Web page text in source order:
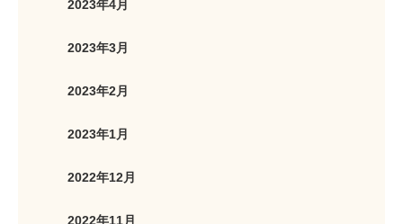
2023年4月
2023年3月
2023年2月
2023年1月
2022年12月
2022年11月